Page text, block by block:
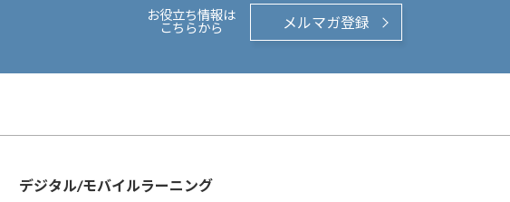
お役立ち情報は
こちらから
メルマガ登録
デジタル/モバイルラーニング